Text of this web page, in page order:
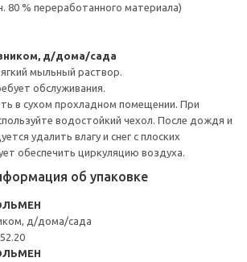
80 % переработанного материала)
д/дома/сада
мыльный раствор.
обслуживания.
в сухом прохладном помещении. При
водостойкий чехол. После дождя и
удалить влагу и снег с плоских
обеспечить циркуляцию воздуха.
об упаковке
д/дома/сада